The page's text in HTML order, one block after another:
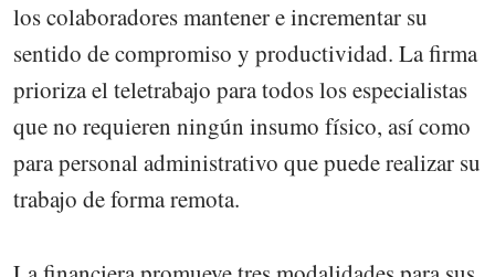
los colaboradores mantener e incrementar su
sentido de compromiso y productividad. La firma
prioriza el teletrabajo para todos los especialistas
que no requieren ningún insumo físico, así como
para personal administrativo que puede realizar su
trabajo de forma remota.